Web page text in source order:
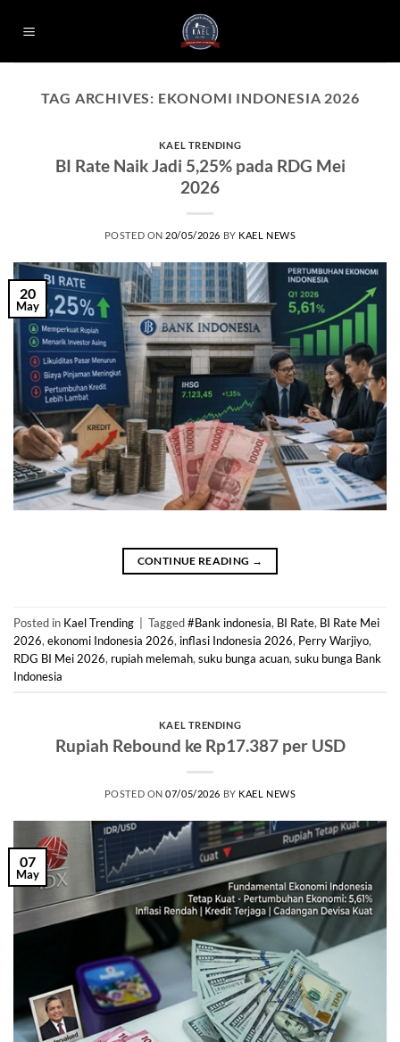
TAG ARCHIVES: EKONOMI INDONESIA 2026
KAEL TRENDING
BI Rate Naik Jadi 5,25% pada RDG Mei
2026
POSTED ON 20/05/2026 BY KAEL NEWS
20
May
CONTINUE READING →
Posted in Kael Trending Tagged#Bank indonesia, BI Rate, BI Rate Mei
2026, ekonomi Indonesia 2026, inflasi Indonesia 2026, Perry Warjiyo,
RDG BI Mei 2026, rupiah melemah, suku bunga acuan, suku bunga Bank
Indonesia
KAEL TRENDING
Rupiah Rebound ke Rp17.387 per USD
POSTED ON07/05/2026 BY KAEL NEWS
07
May